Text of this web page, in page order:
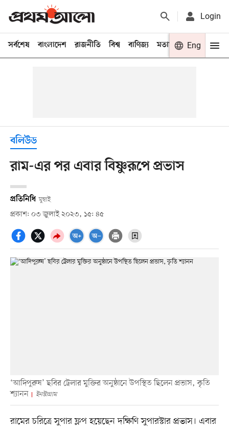
Login
সর্বশেষ বাংলাদেশ রাজনীতি বিশ্ব বাণিজ্য মতামত খেলা
Eng
বলিউড
রাম-এর পর এবার বিষ্ণুরূপে প্রভাস
প্রতিনিধি মুম্বাই
প্রকাশ: ০৩ জুলাই ২০২৩, ১৫: ৪৫
‘আদিপুরুষ’ ছবির ট্রেলার মুক্তির অনুষ্ঠানে উপস্থিত ছিলেন প্রভাস, কৃতি
শ্যানন
ইনস্টাগ্রাম
রামের চরিত্রে সুপার ফ্লপ হয়েছেন দক্ষিণি সুপারস্টার প্রভাস। এবার